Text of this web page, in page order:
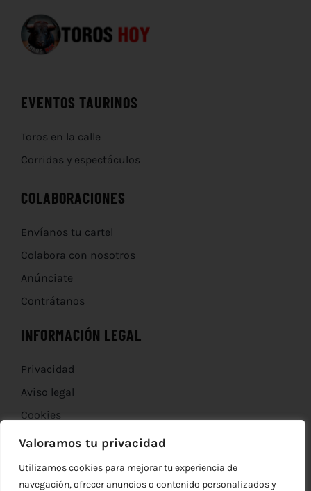
Valoramos tu privacidad
Utilizamos cookies para mejorar tu experiencia de
navegación, ofrecer anuncios o contenido personalizados y
EVENTOS TAURINOS
Toros en la calle
Corridas y espectáculos
COLABORACIONES
Envíanos tu cartel
Colabora con nosotros
Anúnciate
Contrátanos
INFORMACIÓN LEGAL
Privacidad
Aviso legal
Cookies
Devoluciones